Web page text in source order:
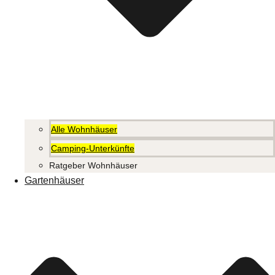
Alle Wohnhäuser
Camping-Unterkünfte
Ratgeber Wohnhäuser
Gartenhäuser